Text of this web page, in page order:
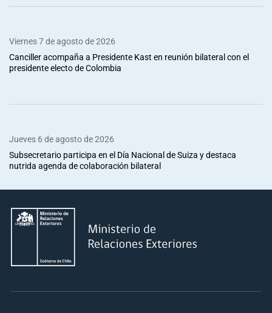
Viernes 7 de agosto de 2026
Canciller acompaña a Presidente Kast en reunión bilateral con el
presidente electo de Colombia
Jueves 6 de agosto de 2026
Subsecretario participa en el Día Nacional de Suiza y destaca
nutrida agenda de colaboración bilateral